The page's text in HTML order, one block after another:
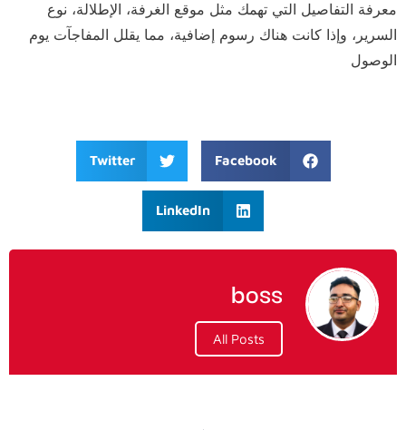
معرفة التفاصيل التي تهمك مثل موقع الغرفة، الإطلالة، نوع
السرير، وإذا كانت هناك رسوم إضافية، مما يقلل المفاجآت يوم
الوصول
Facebook
Twitter
LinkedIn
boss
All Posts